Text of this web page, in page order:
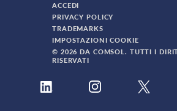
ACCEDI
PRIVACY POLICY
TRADEMARKS
IMPOSTAZIONI COOKIE
© 2026 DA COMSOL. TUTTI I
RISERVATI